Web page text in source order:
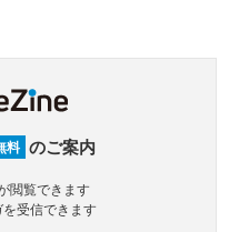
料 のご案内
閲覧できます
を受信できます